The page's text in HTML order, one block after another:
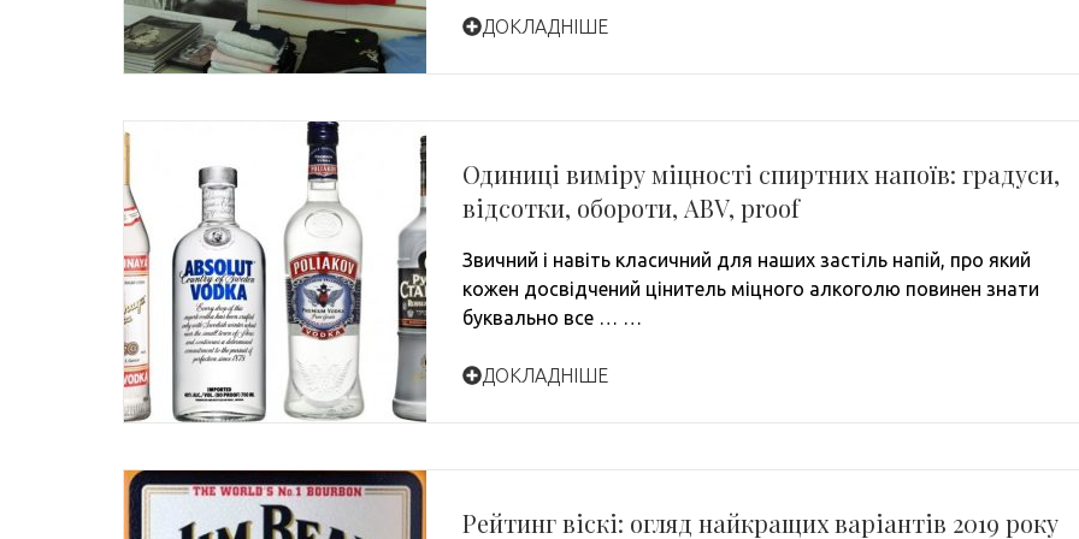
ДОКЛАДНІШЕ
Одиниці виміру міцності спиртних напоїв: градуси,
відсотки, обороти, ABV, proof
Звичний і навіть класичний для наших застіль напій, про який
кожен досвідчений цінитель міцного алкоголю повинен знати
буквально все … …
ДОКЛАДНІШЕ
Рейтинг віскі: огляд найкращих варіантів 2019 року